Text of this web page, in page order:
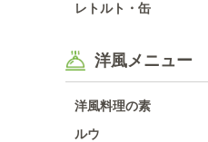
レトルト・缶
洋風メニュー
洋風料理の素
ルウ